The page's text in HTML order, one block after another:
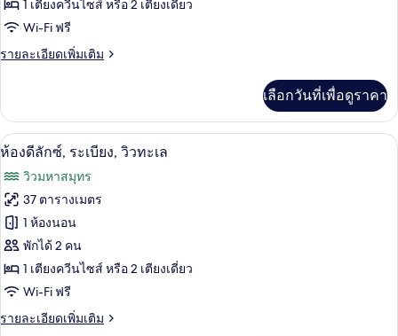
ห้อง
พรีเมียม
(Atrium,
1 เตียงควีนไซส์ หรือ 2 เตียงเดี่ยว
Wi-Fi ฟรี
รายละเอียดเพิ่มเติม
ราย
เกี่ยว
กับ
ห้อง
(Atrium,
single)
เลือกวันที่เพื่อดูราคา
เปิด
ภาพถ่าย
ทั้งหมด
ของ
ห้อง
ดี
ลัก
ซ์,
1 ห้องนอน, เครื่องนอนระดับพรีเมียม,
5
ห้องดีลักซ์, ระเบียง, วิวทะเล
วิวมหาสมุทร
37 ตารางเมตร
1 ห้องนอน
พักได้ 2 คน
1 เตียงควีนไซส์ หรือ 2 เตียงเดี่ยว
Wi-Fi ฟรี
รายละเอียดเพิ่มเติม
ราย